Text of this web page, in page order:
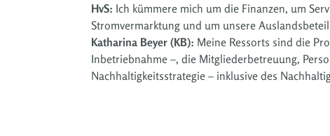
HvS: Ich kümmere mich um die Finanzen, um
Stromvermarktung und um unsere
Katharina Beyer (KB): Meine Ressorts sind die
Inbetriebnahme –, die Mitgliederbetreuung,
Nachhaltigkeitsstrategie – inklusive des